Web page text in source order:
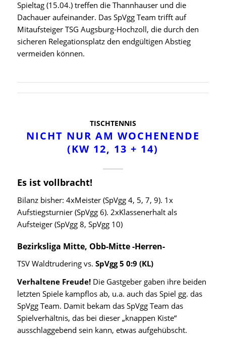
Spieltag (15.04.) treffen die Thannhauser und die
Dachauer aufeinander. Das SpVgg Team trifft auf
Mitaufsteiger TSG Augsburg-Hochzoll, die durch den
sicheren Relegationsplatz den endgültigen Abstieg
vermeiden können.
TISCHTENNIS
NICHT NUR AM WOCHENENDE
(KW 12, 13 + 14)
Es ist vollbracht!
Bilanz bisher: 4xMeister (SpVgg 4, 5, 7, 9). 1x
Aufstiegsturnier (SpVgg 6). 2xKlassenerhalt als
Aufsteiger (SpVgg 8, SpVgg 10)
Bezirksliga Mitte, Obb-Mitte -Herren-
TSV Waldtrudering vs. SpVgg 5 0:9 (KL)
Verhaltene Freude! Die Gastgeber gaben ihre beiden
letzten Spiele kampflos ab, u.a. auch das Spiel gg. das
SpVgg Team. Damit bekam das SpVgg Team das
Spielverhältnis, das bei dieser „knappen Kiste“
ausschlaggebend sein kann, etwas aufgehübscht.